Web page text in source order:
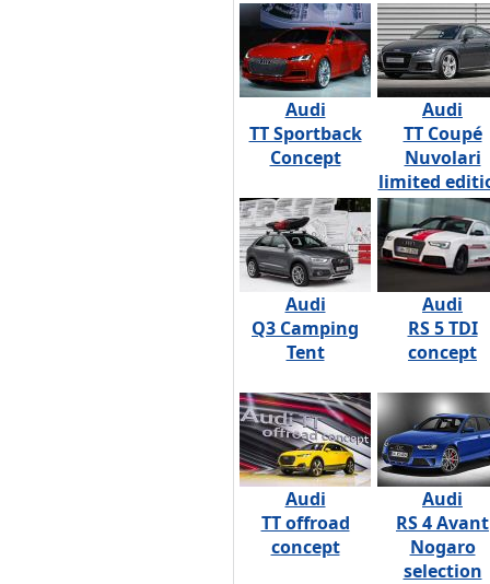
Audi
TT Sportback
Concept
Audi
TT Coupé
Nuvolari
limited
Audi
Q3 Camping
Tent
Audi
RS 5 TDI
concept
Audi
TT offroad
concept
Audi
RS 4 Avant
Nogaro
selection